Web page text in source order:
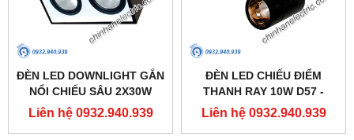
ĐÈN LED DOWNLIGHT GẮN
NỔI CHIẾU SÂU 2X30W
310X160 - DFB2301 -
Liên hệ 0932.940.939
ĐÈN LED CHIẾU ĐIỂM
THANH RAY 10W D57 -
DIA1101 - DUHAL
Liên hệ 0932.940.939